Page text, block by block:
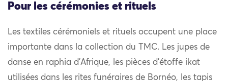
Pour les cérémonies et rituels
Les textiles cérémoniels et rituels occupent une place
importante dans la collection du TMC. Les jupes de
danse en raphia d’Afrique, les pièces d’étoffe ikat
utilisées dans les rites funéraires de Bornéo, les tapis